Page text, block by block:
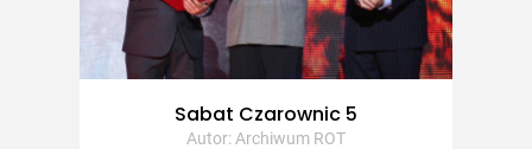
Sabat Czarownic 5
Autor: Archiwum ROT